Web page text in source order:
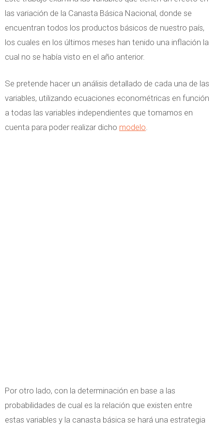
las variación de la Canasta Básica Nacional, donde se
encuentran todos los productos básicos de nuestro país,
los cuales en los últimos meses han tenido una inflación la
cual no se había visto en el año anterior.
Se pretende hacer un análisis detallado de cada una de las
variables, utilizando ecuaciones econométricas en función
a todas las variables independientes que tomamos en
cuenta para poder realizar dicho modelo.
Por otro lado, con la determinación en base a las
probabilidades de cual es la relación que existen entre
estas variables y la canasta básica se hará una estrategia